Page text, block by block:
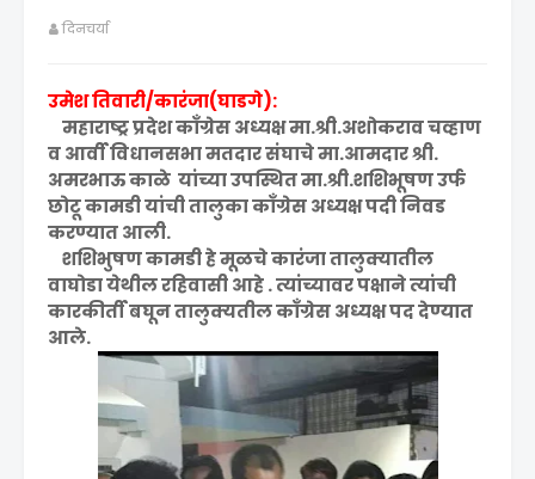
दिनचर्या
उमेश तिवारी/कारंजा(घाडगे):
महाराष्ट्र प्रदेश काँग्रेस अध्यक्ष मा.श्री.अशोकराव चव्हाण
व आर्वी विधानसभा मतदार संघाचे मा.आमदार श्री.
अमरभाऊ काळे यांच्या उपस्थित मा.श्री.शशिभूषण उर्फ
छोटू कामडी यांची तालुका काँग्रेस अध्यक्ष पदी निवड
करण्यात आली.
शशिभुषण कामडी हे मूळचे कारंजा तालुक्यातील
वाघोडा येथील रहिवासी आहे . त्यांच्यावर पक्षाने त्यांची
कारकीर्ती बघून तालुक्यतील काँग्रेस अध्यक्ष पद देण्यात
आले.